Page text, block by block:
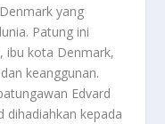
yang
Patung ini
ibu kota Denmark,
keanggunan.
Edvard
dihadiahkan kepada